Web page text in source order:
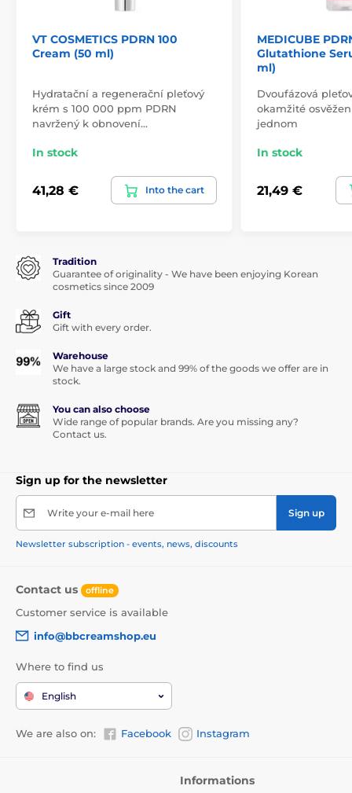
VT COSMETICS PDRN 100
Cream (50 ml)
Hydratační a regenerační pleťový
krém s 100 000 ppm PDRN
navržený k obnovení…
In stock
41,28 € Into the cart
MEDICUBE
Glutathione
ml)
Dvoufázová
okamžité
jednom
In stock
21,49 €
Tradition
Guarantee of originality - We have been enjoying Korean
cosmetics since 2009
Gift
Gift with every order.
Warehouse
We have a large stock and 99% of the goods we offer are in
stock.
You can also choose
Wide range of popular brands. Are you missing any?
Contact us.
Sign up for the newsletter
Write your e-mail here Sign up
Newsletter subscription - events, news, discounts
Contact us offline
Customer service is available
info@bbcreamshop.eu
Where to find us
English
We are also on: Facebook Instagram
Informations